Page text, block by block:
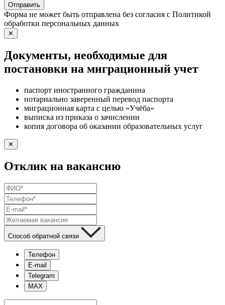
Отправить
Форма не может быть отправлена без согласия с Политикой
обработки персональных данных
✕
Документы, необходимые для
постановки на миграционный учет
паспорт иностранного гражданина
нотариально заверенный перевод паспорта
миграционная карта с целью «Учёба»
выписка из приказа о зачислении
копия договора об оказании образовательных услуг
✕
Отклик на вакансию
Способ обратной связи
Телефон
E-mail
Telegram
MAX